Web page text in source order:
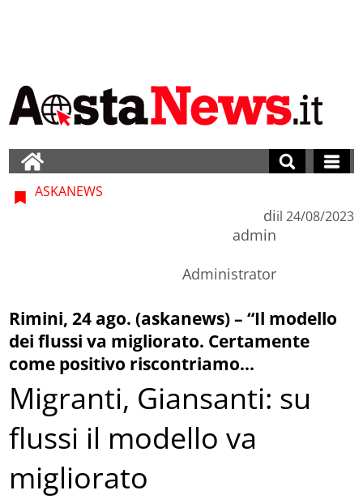
ASKANEWS
di
admin
Administrator
il 24/08/2023
Rimini, 24 ago. (askanews) – “Il modello
dei flussi va migliorato. Certamente
come positivo riscontriamo...
Migranti, Giansanti: su
flussi il modello va
migliorato